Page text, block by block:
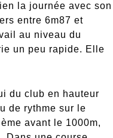
la journée avec son
entre 6m87 et
au niveau du
un peu rapide. Elle
du club en hauteur
de rythme sur le
avant le 1000m,